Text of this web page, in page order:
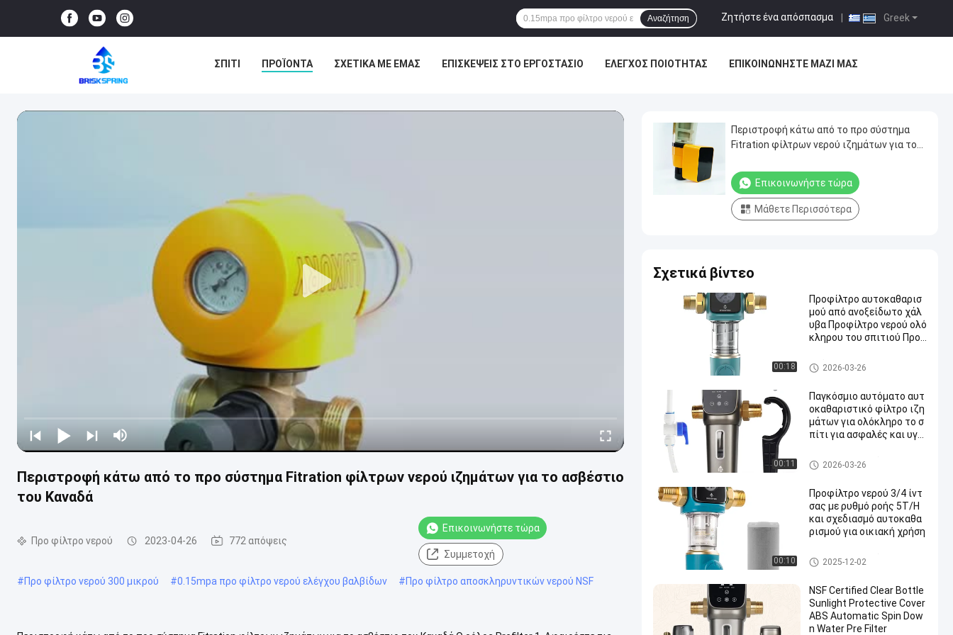
Greek
Ζητήστε ένα απόσπασμα
Αναζήτηση
ΣΠΊΤΙ ΠΡΟΪΌΝΤΑ ΣΧΕΤΙΚΆ ΜΕ ΕΜΆΣ ΕΠΙΣΚΈΨΕΙΣ ΣΤΟ ΕΡΓΟΣΤΆΣΙΟ ΈΛΕΓΧΟΣ ΠΟΙΌΤΗΤΑΣ ΕΠΙΚΟΙΝΩΝΉΣΤΕ ΜΑΖΊ ΜΑΣ
Περιστροφή κάτω από το προ σύστημα Fitration φίλτρων νερού ιζημάτων για το ασβέστιο
του Καναδά
Προ φίλτρο νερού 2023-04-26 772 απόψεις
Επικοινωνήστε τώρα
Συμμετοχή
#Προ φίλτρο νερού 300 μικρού #0.15mpa προ φίλτρο νερού ελέγχου βαλβίδων #Προ φίλτρο αποσκληρυντικών νερού NSF
Περιστροφή κάτω από το προ σύστημα
Fitration φίλτρων νερού ιζημάτων για το
Επικοινωνήστε τώρα
Μάθετε Περισσότερα
Σχετικά βίντεο
00:18
Προφίλτρο αυτοκαθαρισ
μού από ανοξείδωτο χάλ
υβα Προφίλτρο νερού ολό
κληρου του σπιτιού Προ
ήσιμο σύστημα προφίλτρ
ωσης ιζημάτων υποστρο
κό καθαριστή νερού
Ολόκληρο προ φίλτρο σπιτιώ
ν
2026-03-26
00:11
Παγκόσμιο αυτόματο αυτ
οκαθαριστικό φίλτρο ιζη
μάτων για ολόκληρο το σ
πίτι για ασφαλές και υγιε
Προ φίλτρο νερού
2026-03-26
00:10
Προφίλτρο νερού 3/4 ίντ
σας με ρυθμό ροής 5T/H
και σχεδιασμό αυτοκαθα
ρισμού για οικιακή χρήση
Προ φίλτρο νερού
2025-12-02
NSF Certified Clear Bottle
Sunlight Protective Cover
ABS Automatic Spin Dow
n Water Pre Filter